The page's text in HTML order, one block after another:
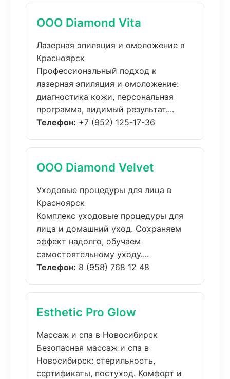
ООО Diamond Vita
Лазерная эпиляция и омоложение в
Красноярск
Профессиональный подход к
лазерная эпиляция и омоложение:
диагностика кожи, персональная
программа, видимый результат....
Телефон: +7 (952) 125-17-36
ООО Diamond Velvet
Уходовые процедуры для лица в
Красноярск
Комплекс уходовые процедуры для
лица и домашний уход. Сохраняем
эффект надолго, обучаем
самостоятельному уходу....
Телефон: 8 (958) 768 12 48
Esthetic Pro Glow
Массаж и спа в Новосибирск
Безопасная массаж и спа в
Новосибирск: стерильность,
сертификаты, постуход. Комфорт и